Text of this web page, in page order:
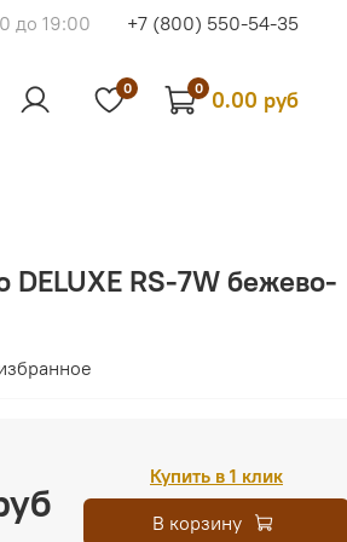
до 19:00 +7 (800) 550-54-35
0 0 0.00 руб
DELUXE RS-7W бежево-
Купить в 1 клик
В корзину